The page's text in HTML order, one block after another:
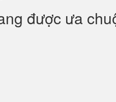
được ưa